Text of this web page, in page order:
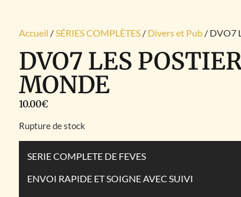
Accueil /SÉRIES COMPLÈTES / Divers et Pub / DVO7
DVO7 LES
MONDE
10.00€
Rupture de stock
SERIE COMPLETE DE FEVES
ENVOI RAPIDE ET SOIGNE AVEC SUIVI